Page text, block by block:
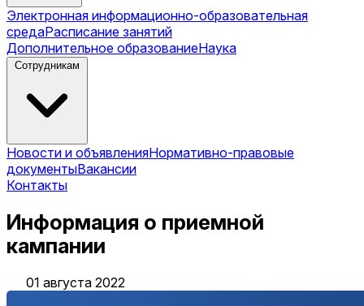
Электронная информационно-образовательная
средаРасписание занятий
Дополнительное образованиеНаука
Сотрудникам
Новости и объявленияНормативно-правовые
документыВакансии
Контакты
Информация о приемной
кампании
01 августа 2022